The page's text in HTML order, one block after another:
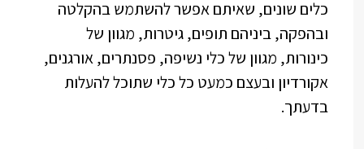
כלים שונים, שאיתם אפשר להשתמש בהקלטה
ובהפקה, ביניהם תופים, גיטרות, מגוון של
כינורות, מגוון של כלי נשיפה, פסנתרים, אורגנים,
אקורדיון ובעצם כמעט כל כלי שתוכל להעלות
בדעתך.